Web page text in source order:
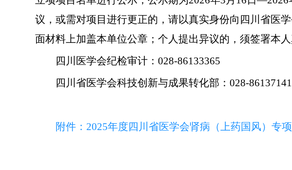
议，或需对项目进行更正的，请以真实身份向四川省医
面材料上加盖本单位公章；个人提出异议的，须签署本
四川医学会纪检审计 ：028-86133365
四川省医学会科技创新与成果转化部 ：028-86137141
附件： 2025年度四川省医学会肾病（上药国风）专项